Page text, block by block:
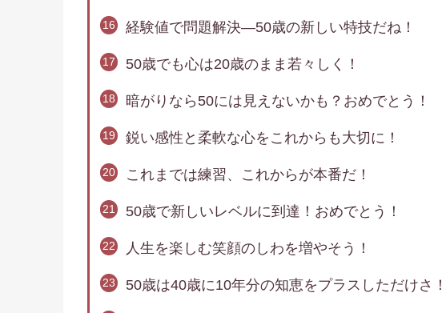
経験値で問題解決―50歳の新しい特技だね！
50歳でも心は20歳のまま若々しく！
暗がりなら50には見えないかも？おめでとう！
鋭い感性と柔軟な心をこれからも大切に！
これまでは練習、これからが本番だ！
50歳で新しいレベルに到達！おめでとう！
人生を楽しむ笑顔のしわを増やそう！
50歳は40歳に10年分の知恵をプラスしただけさ！